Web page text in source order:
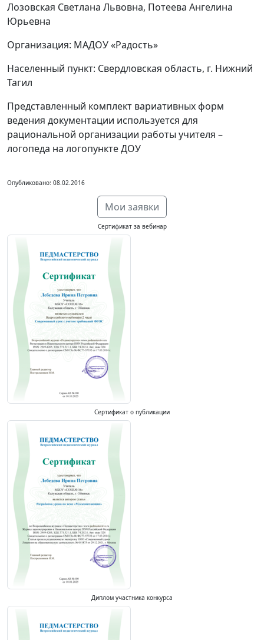
Лозовская Светлана Львовна, Потеева Ангелина
Юрьевна
Организация: МАДОУ «Радость»
Населенный пункт: Свердловская область, г. Нижний
Тагил
Представленный комплект вариативных форм
ведения документации используется для
рациональной организации работы учителя –
логопеда на логопункте ДОУ
Опубликовано: 08.02.2016
Мои заявки
Сертификат за вебинар
Сертификат о публикации
Диплом участника конкурса